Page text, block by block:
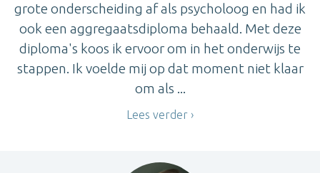
grote onderscheiding af als psycholoog en had ik
ook een aggregaatsdiploma behaald. Met deze
diploma's koos ik ervoor om in het onderwijs te
stappen. Ik voelde mij op dat moment niet klaar
om als ...
Lees verder